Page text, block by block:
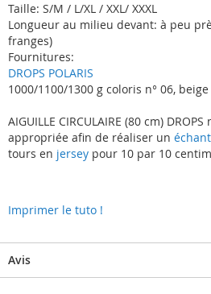
Taille: S/M / L/XL / XXL/ XXXL
Longueur au milieu devant: à peu
franges)
Fournitures:
DROPS POLARIS
1000/1100/1300 g coloris n° 06,
AIGUILLE CIRCULAIRE (80 cm)
appropriée afin de réaliser un
tours en jersey pour 10 par 10
Imprimer le tuto !
Avis